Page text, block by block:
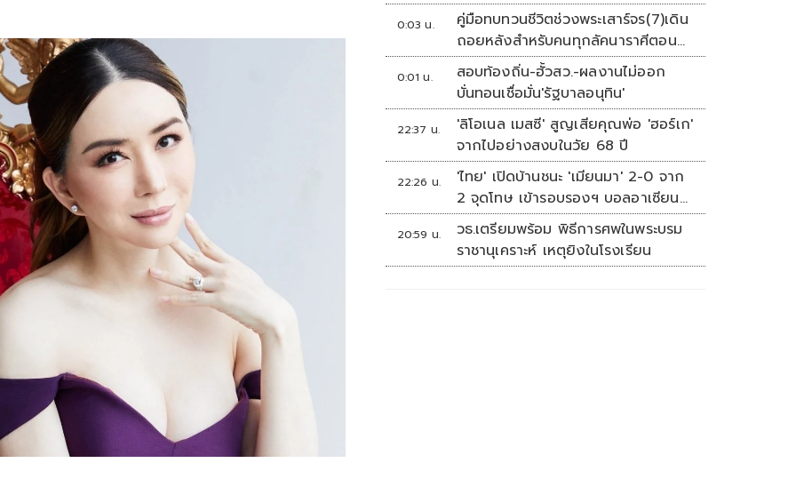
0:03 น.
คู่มือทบทวนชีวิตช่วงพระเสาร์จร(7)เดิน
ถอยหลังสำหรับคนทุกลัคนาราศีตอน
ที่2
0:01 น.
สอบท้องถิ่น-ฮั้วสว.-ผลงานไม่ออก
บั่นทอนเชื่อมั่น'รัฐบาลอนุทิน'
22:37 น.
'ลิโอเนล เมสซี' สูญเสียคุณพ่อ 'ฮอร์เก'
จากไปอย่างสงบในวัย 68 ปี
22:26 น.
'ไทย' เปิดบ้านชนะ 'เมียนมา' 2-0 จาก
2 จุดโทษ เข้ารอบรองฯ บอลอาเซียน
ดวล 'สิงคโปร์'
20:59 น.
วธ.เตรียมพร้อม พิธีการศพในพระบรม
ราชานุเคราะห์ เหตุยิงในโรงเรียน